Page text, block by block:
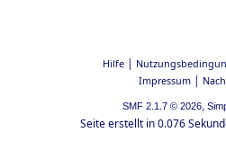
Hilfe|
Impressum|
SMF 2.1.7 © 2026,
Seite erstellt in 0.076